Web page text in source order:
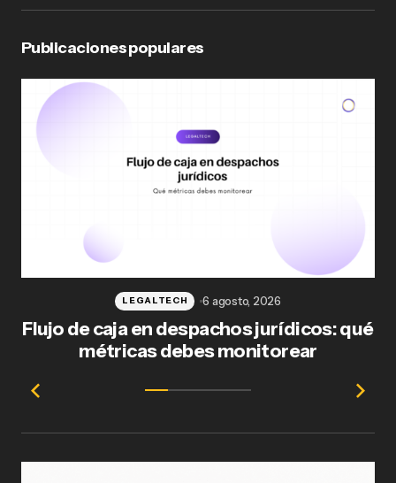
Publicaciones populares
Flujo de caja en despachos jurídicos: qué
métricas debes monitorear
LEGALTECH 6 agosto, 2026